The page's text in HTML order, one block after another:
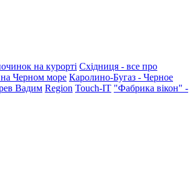
на курорті Східниця - все про
Черном море Каролино-Бугаз - Черное
Вадим Region Touch-IT "Фабрика вікон" -